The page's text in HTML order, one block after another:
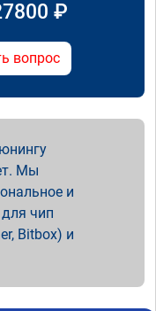
₽
вопрос
Мы
и
чип
Bitbox) и